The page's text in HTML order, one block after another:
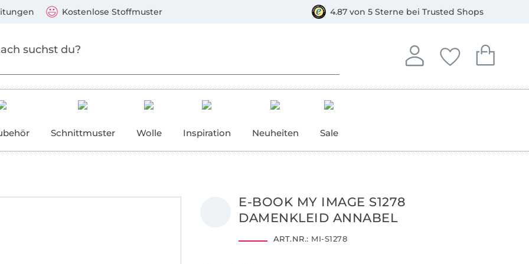
Kostenlose Stoffmuster 4.87 von 5 Sterne bei Trusted Shops
Anmelden
In deinem Konto
Deine
Du hast keine
Dein
Du hast
Schnittmuster Wolle Inspiration Neuheiten Sale
E-BOOK MY IMAGE S1278
DAMENKLEID ANNABEL
ART.NR.: MI-S1278
Mastercard, PayPal, Giropay, Kauf auf Rechnung, Vorkasse